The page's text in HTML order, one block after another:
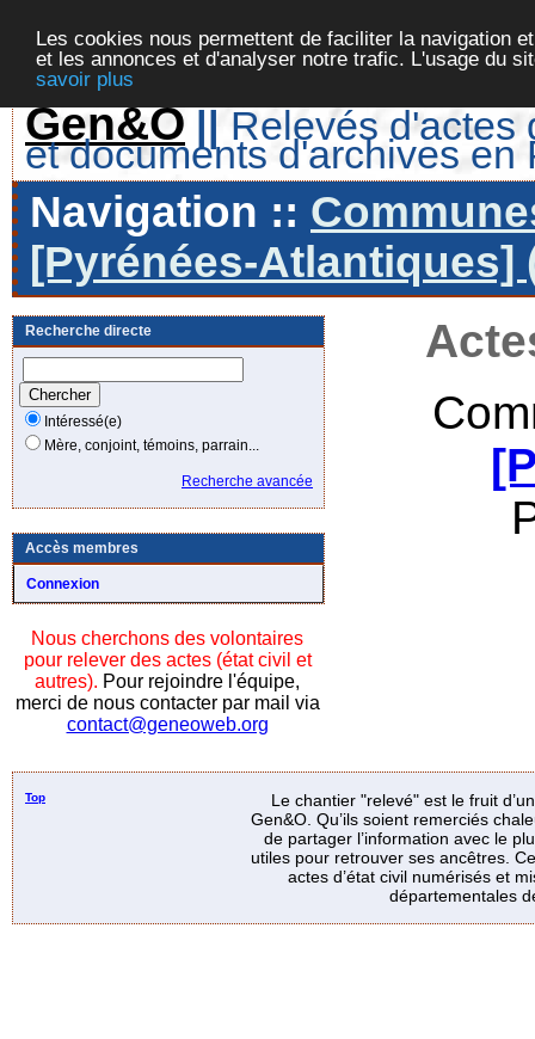
Les cookies nous permettent de faciliter la navigation
et les annonces et d'analyser notre trafic. L'usage du
savoir plus
Gen&O || Relevés d'actes
et documents d'archives en
Navigation ::
[Pyrénées-Atlantiques]
Recherche directe
Intéressé(e)
Mère, conjoint, témoins, parrain...
Recherche avancée
Accès membres
Connexion
Nous cherchons des volontaires
pour relever des actes (état civil et
autres). Pour rejoindre l'équipe,
merci de nous contacter par mail via
contact@geneoweb.org
Top
Le chantier "relevé" est le fruit
Gen&O. Qu’ils soient remerciés
de partager l’information avec le
utiles pour retrouver ses ancêtres.
actes d’état civil numérisés et
départementales